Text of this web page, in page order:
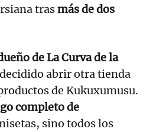
trasmás de dos
de La Curva de la
abrir otra tienda
de Kukuxumusu.
completo de
sino todos los